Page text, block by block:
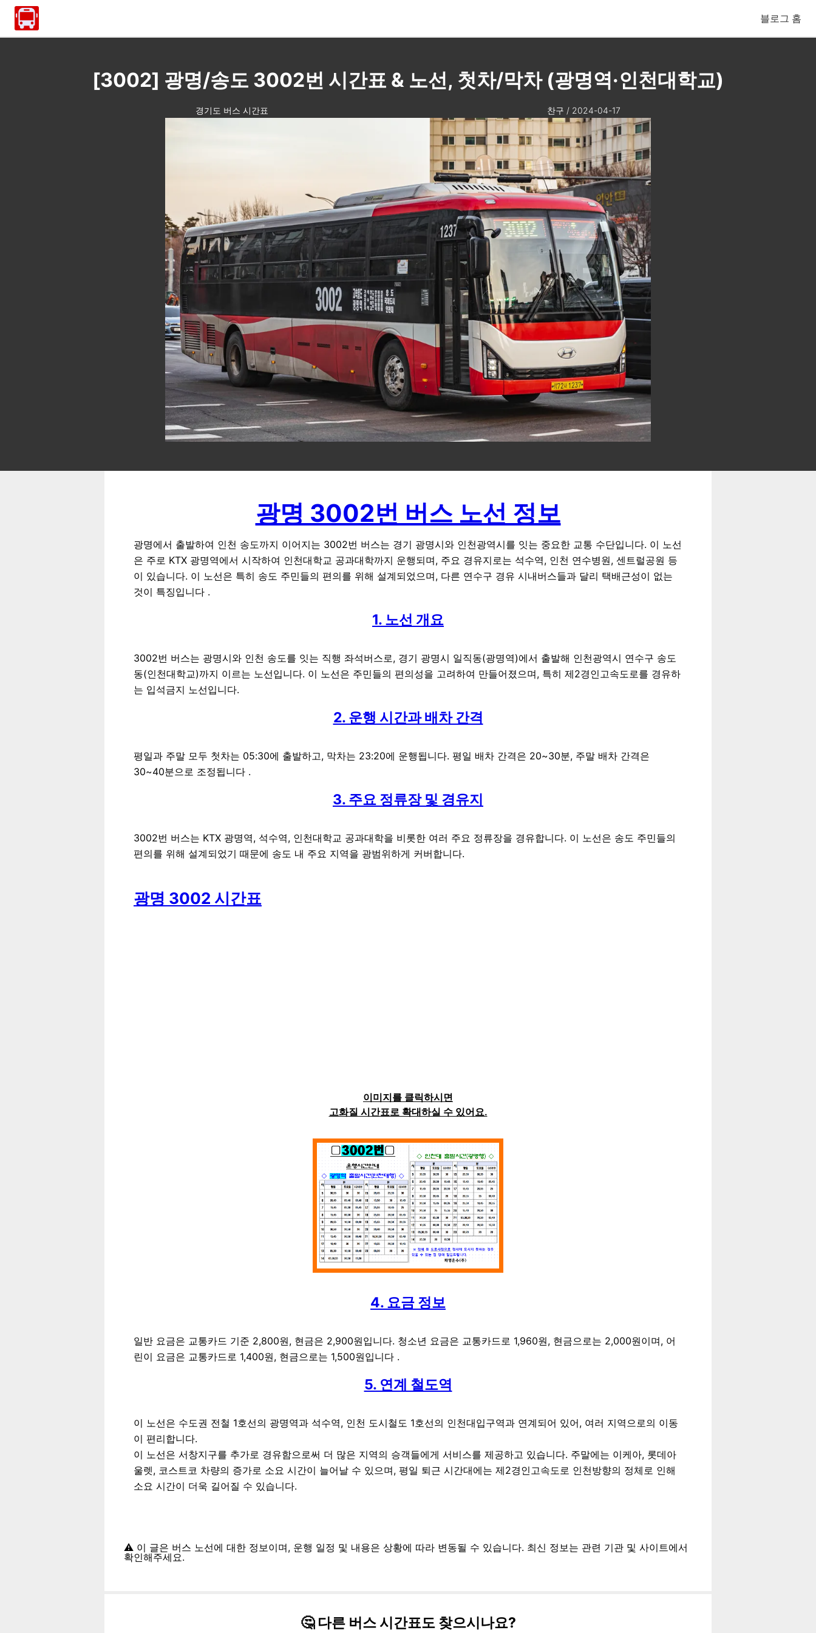
블로그 홈
[3002] 광명/송도 3002번 시간표 & 노선, 첫차/막차 (광명역·인천대학교)
경기도 버스 시간표 찬구 / 2024-04-17
광명 3002번 버스 노선 정보
광명에서 출발하여 인천 송도까지 이어지는 3002번 버스는 경기 광명시와 인천광역시를 잇는 중요한 교통 수단입니다. 이 노선
은 주로 KTX 광명역에서 시작하여 인천대학교 공과대학까지 운행되며, 주요 경유지로는 석수역, 인천 연수병원, 센트럴공원 등
이 있습니다. 이 노선은 특히 송도 주민들의 편의를 위해 설계되었으며, 다른 연수구 경유 시내버스들과 달리 택배근성이 없는
것이 특징입니다 .
1. 노선 개요
3002번 버스는 광명시와 인천 송도를 잇는 직행 좌석버스로, 경기 광명시 일직동(광명역)에서 출발해 인천광역시 연수구 송도
동(인천대학교)까지 이르는 노선입니다. 이 노선은 주민들의 편의성을 고려하여 만들어졌으며, 특히 제2경인고속도로를 경유하
는 입석금지 노선입니다.
2. 운행 시간과 배차 간격
평일과 주말 모두 첫차는 05:30에 출발하고, 막차는 23:20에 운행됩니다. 평일 배차 간격은 20~30분, 주말 배차 간격은
30~40분으로 조정됩니다 .
3. 주요 정류장 및 경유지
3002번 버스는 KTX 광명역, 석수역, 인천대학교 공과대학을 비롯한 여러 주요 정류장을 경유합니다. 이 노선은 송도 주민들의
편의를 위해 설계되었기 때문에 송도 내 주요 지역을 광범위하게 커버합니다.
광명 3002 시간표
이미지를 클릭하시면
고화질 시간표로 확대하실 수 있어요.
4. 요금 정보
일반 요금은 교통카드 기준 2,800원, 현금은 2,900원입니다. 청소년 요금은 교통카드로 1,960원, 현금으로는 2,000원이며, 어
린이 요금은 교통카드로 1,400원, 현금으로는 1,500원입니다 .
5. 연계 철도역
이 노선은 수도권 전철 1호선의 광명역과 석수역, 인천 도시철도 1호선의 인천대입구역과 연계되어 있어, 여러 지역으로의 이동
이 편리합니다.
이 노선은 서창지구를 추가로 경유함으로써 더 많은 지역의 승객들에게 서비스를 제공하고 있습니다. 주말에는 이케아, 롯데아
울렛, 코스트코 차량의 증가로 소요 시간이 늘어날 수 있으며, 평일 퇴근 시간대에는 제2경인고속도로 인천방향의 정체로 인해
소요 시간이 더욱 길어질 수 있습니다.
⚠️ 이 글은 버스 노선에 대한 정보이며, 운행 일정 및 내용은 상황에 따라 변동될 수 있습니다. 최신 정보는 관련 기관 및 사이트에서
확인해주세요.
🤔 다른 버스 시간표도 찾으시나요?